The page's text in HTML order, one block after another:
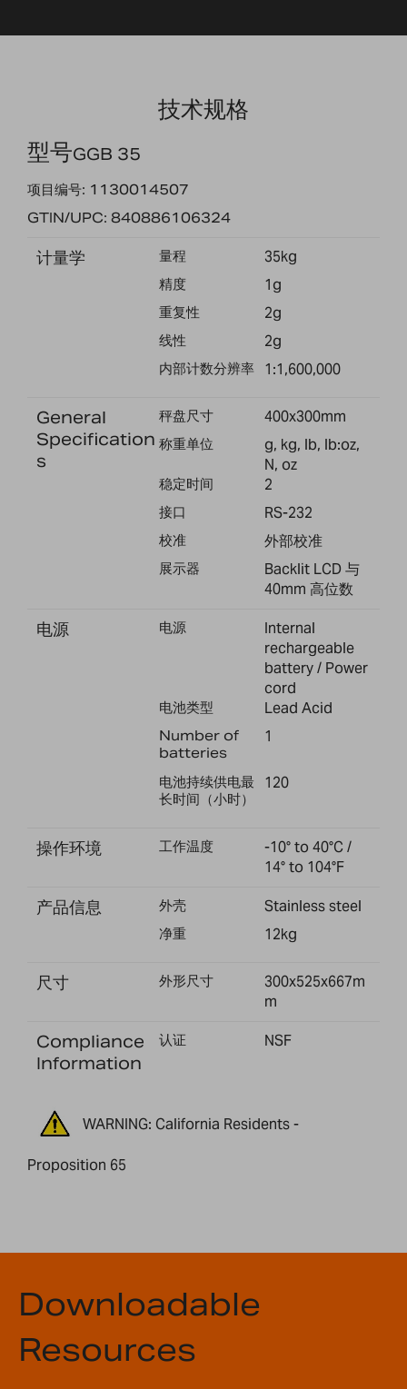
技术规格
型号GGB 35
项目编号: 1130014507
GTIN/UPC: 840886106324
计量学 量程 35kg
精度 1g
重复性 2g
线性 2g
内部计数分辨率 1:1,600,000
General
Specification
s
秤盘尺寸 400x300mm
称重单位
g, kg, lb, lb:oz,
N, oz
稳定时间 2
接口 RS-232
校准 外部校准
展示器
Backlit LCD 与
40mm 高位数
电源 电源
Internal
rechargeable
battery / Power
cord
电池类型 Lead Acid
Number of
batteries
1
电池持续供电最
长时间（小时）
120
操作环境 工作温度
-10° to 40°C /
14° to 104°F
产品信息 外壳 Stainless steel
净重 12kg
尺寸 外形尺寸
300x525x667m
m
Compliance
Information
认证 NSF
WARNING: California Residents -
Proposition 65
Downloadable
Resources